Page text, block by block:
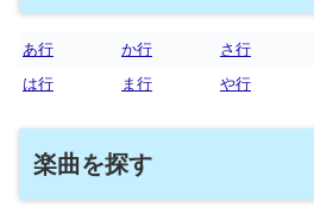
あ行 か行 さ行
は行
ま行 や行
楽曲を探す